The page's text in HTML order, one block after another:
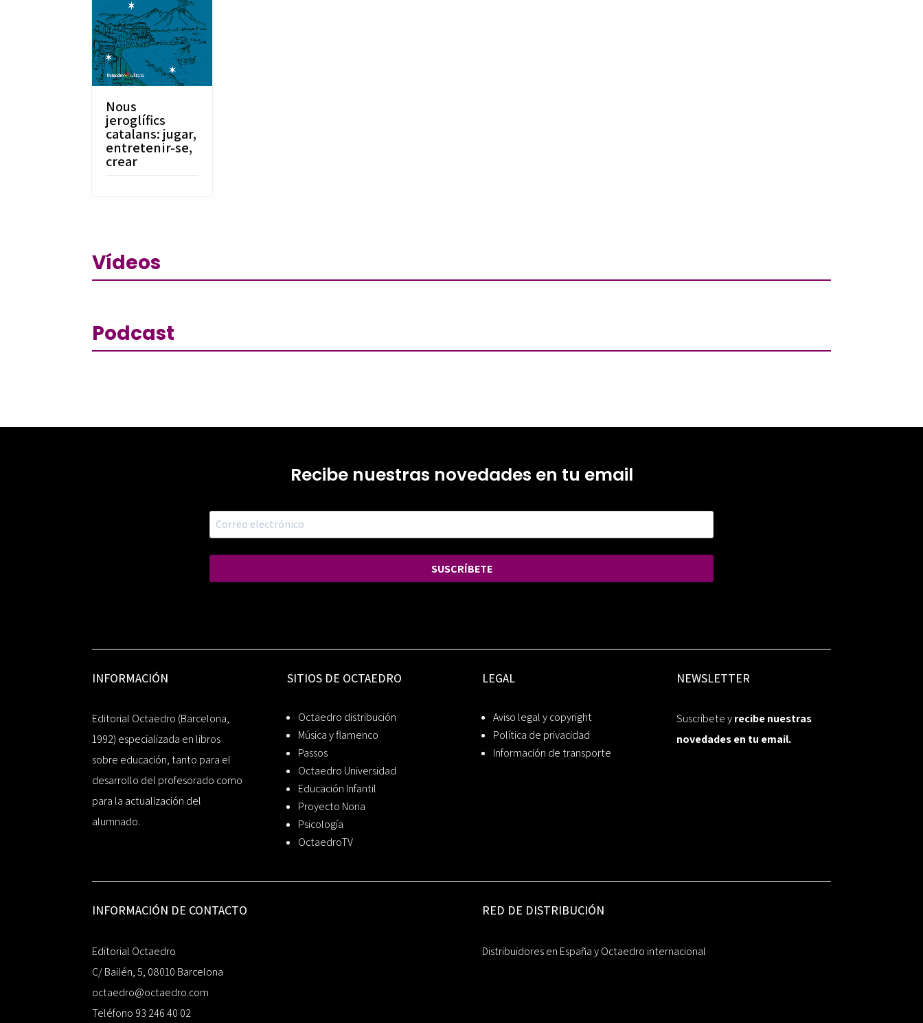
Nous
jeroglífics
catalans: jugar,
entretenir-se,
crear
Vídeos
Podcast
Recibe nuestras novedades en tu email
SUSCRÍBETE
INFORMACIÓN
Editorial Octaedro (Barcelona,
1992) especializada en libros
sobre educación, tanto para el
desarrollo del profesorado como
para la actualización del
alumnado.
SITIOS DE OCTAEDRO
Octaedro distribución
Música y flamenco
Passos
Octaedro Universidad
Educación Infantil
Proyecto Noria
Psicología
OctaedroTV
LEGAL
Aviso legal y copyright
Política de privacidad
Información de transporte
NEWSLETTER
Suscríbete yrecibe nuestras
novedades en tu email.
INFORMACIÓN DE CONTACTO
Editorial Octaedro
C/ Bailén, 5, 08010 Barcelona
octaedro@octaedro.com
Teléfono 93 246 40 02
RED DE DISTRIBUCIÓN
Distribuidores en España y Octaedro internacional